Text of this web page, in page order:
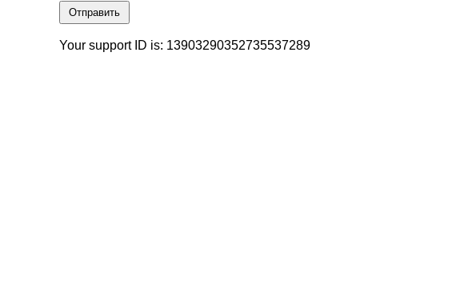
Отправить
Your support ID is: 13903290352735537289